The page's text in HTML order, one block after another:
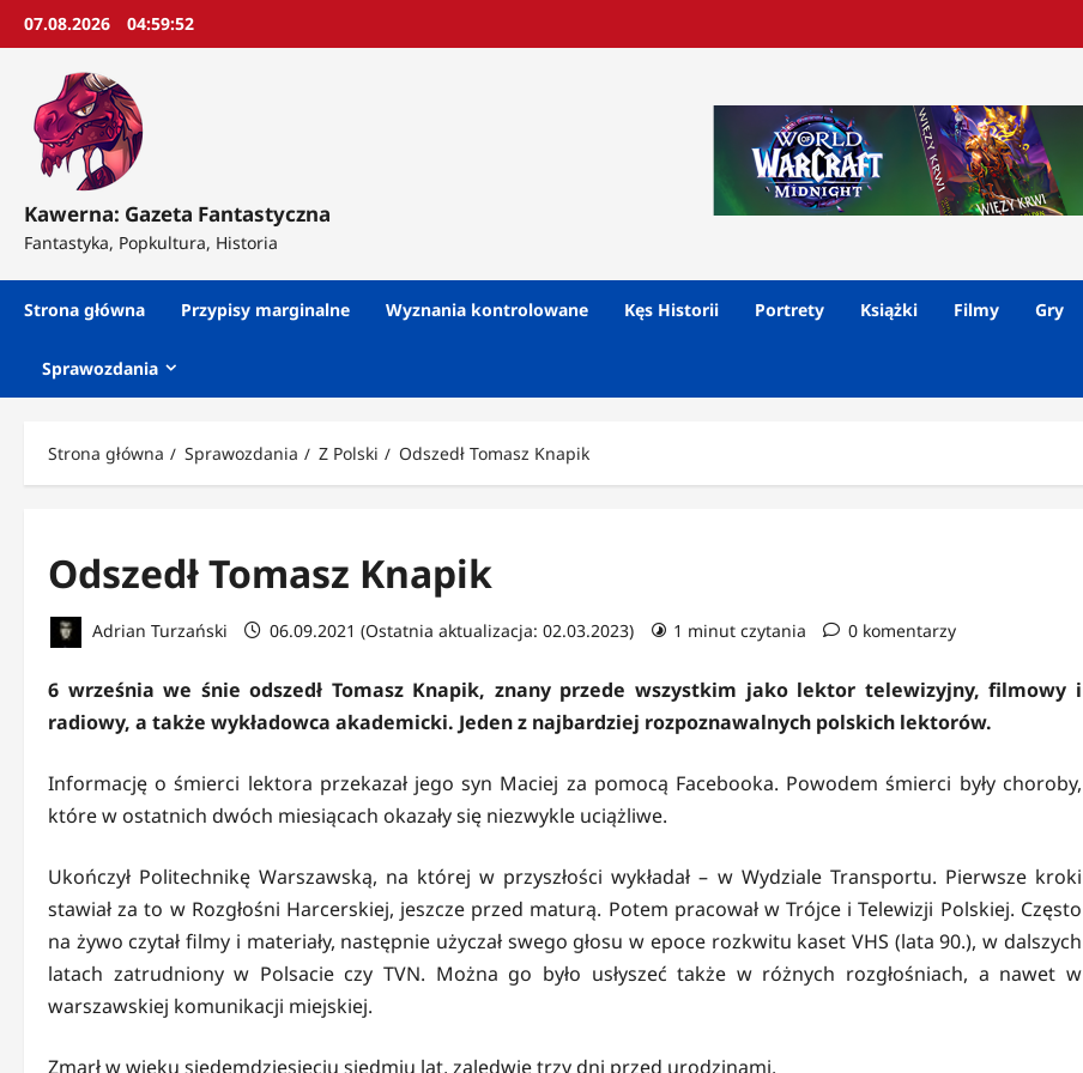
Przejdź
07.08.2026 04:59:54
Kawerna: Gazeta Fantastyczna
Fantastyka, Popkultura, Historia
Strona główna Przypisy marginalne Wyznania kontrolowane Kęs Historii Portrety Książki Filmy Gry
Sprawozdania
Strona główna Sprawozdania Z Polski Odszedł Tomasz Knapik
Odszedł Tomasz Knapik
Adrian Turzański 06.09.2021 (Ostatnia aktualizacja: 02.03.2023) 1 minut czytania 0 komentarzy
6 września we śnie odszedł Tomasz Knapik, znany przede wszystkim jako lektor telewizyjny, filmowy i
radiowy, a także wykładowca akademicki. Jeden z najbardziej rozpoznawalnych polskich lektorów.
Informację o śmierci lektora przekazał jego syn Maciej za pomocą Facebooka. Powodem śmierci były choroby,
które w ostatnich dwóch miesiącach okazały się niezwykle uciążliwe.
Ukończył Politechnikę Warszawską, na której w przyszłości wykładał – w Wydziale Transportu. Pierwsze kroki
stawiał za to w Rozgłośni Harcerskiej, jeszcze przed maturą. Potem pracował w Trójce i Telewizji Polskiej. Często
na żywo czytał filmy i materiały, następnie użyczał swego głosu w epoce rozkwitu kaset VHS (lata 90.), w dalszych
latach zatrudniony w Polsacie czy TVN. Można go było usłyszeć także w różnych rozgłośniach, a nawet w
warszawskiej komunikacji miejskiej.
Zmarł w wieku siedemdziesięciu siedmiu lat, zaledwie trzy dni przed urodzinami.